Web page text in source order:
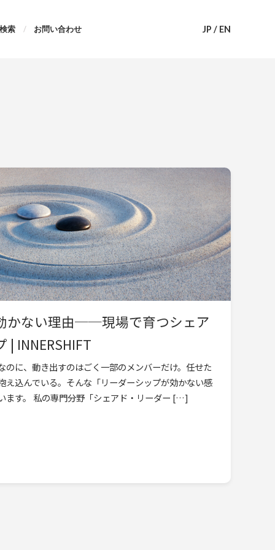
索 お問い合わせ JP / EN
かない理由──現場で育つシェア
| INNERSHIFT
のに、動き出すのはごく一部のメンバーだけ。任せた
え込んでいる。そんな「リーダーシップが効かない感
ます。 私の専門分野「シェアド・リーダー […]